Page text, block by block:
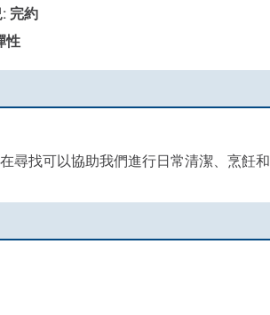
完約
性
尋找可以協助我們進行日常清潔、烹飪和